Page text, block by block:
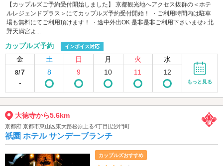
【カップルズご予約受付開始しました】 京都観光地へアクセス抜群の＜ホテ
ルレジェンドプラス＞にてカップルズ予約受付開始！ ・ご利用時間内は駐車
場も無料にてご利用頂けます！ ・途中外出OK 是非是非ご利用下さいませ♪ 北
野天満宮よ...
カップルズ予約 インボイス対応
金 土 日 月 火 水
8/7
-
8 9 10 11 12
もっと見る
大徳寺から5.6km
京都府 京都市東山区東大路松原上る4丁目毘沙門町
祇園 ホテル サンデーブランチ
カップルズおすすめ